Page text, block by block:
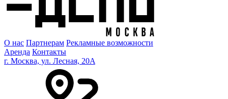
О нас Партнерам Рекламные возможности
Аренда Контакты
г. Москва, ул. Лесная, 20A